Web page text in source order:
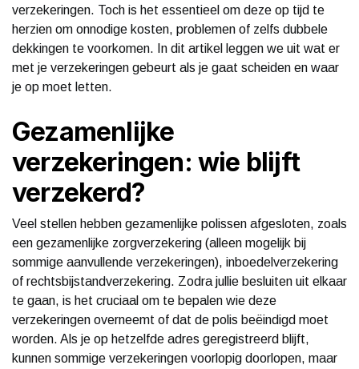
verzekeringen. Toch is het essentieel om deze op tijd te
herzien om onnodige kosten, problemen of zelfs dubbele
dekkingen te voorkomen. In dit artikel leggen we uit wat er
met je verzekeringen gebeurt als je gaat scheiden en waar
je op moet letten.
Gezamenlijke
verzekeringen: wie blijft
verzekerd?
Veel stellen hebben gezamenlijke polissen afgesloten, zoals
een gezamenlijke zorgverzekering (alleen mogelijk bij
sommige aanvullende verzekeringen), inboedelverzekering
of rechtsbijstandverzekering. Zodra jullie besluiten uit elkaar
te gaan, is het cruciaal om te bepalen wie deze
verzekeringen overneemt of dat de polis beëindigd moet
worden. Als je op hetzelfde adres geregistreerd blijft,
kunnen sommige verzekeringen voorlopig doorlopen, maar